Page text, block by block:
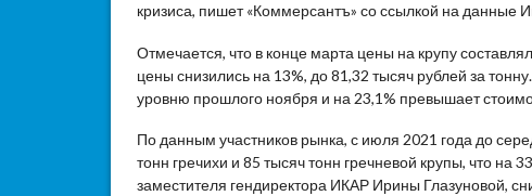
кризиса, пишет «Коммерсантъ» со ссылкой на данные
Отмечается, что в конце марта цены на крупу
цены снизились на 13%, до 81,32 тысяч рублей за
уровню прошлого ноября и на 23,1% превышает
По данным участников рынка, с июля 2021 года до
тонн гречихи и 85 тысяч тонн гречневой крупы, что
заместителя гендиректора ИКАР Ирины Глазуновой,